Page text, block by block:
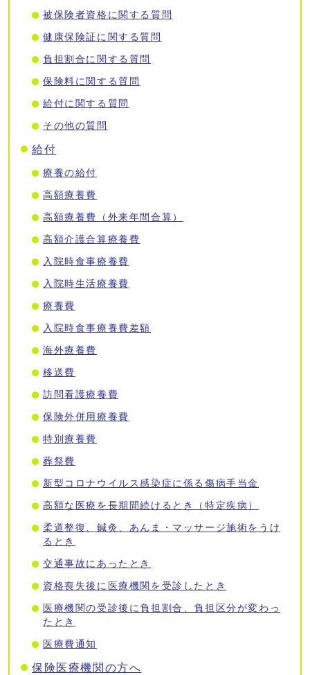
被保険者資格に関する質問
健康保険証に関する質問
負担割合に関する質問
保険料に関する質問
給付に関する質問
その他の質問
給付
療養の給付
高額療養費
高額療養費（外来年間合算）
高額介護合算療養費
入院時食事療養費
入院時生活療養費
療養費
入院時食事療養費差額
海外療養費
移送費
訪問看護療養費
保険外併用療養費
特別療養費
葬祭費
新型コロナウイルス感染症に係る傷病手当金
高額な医療を長期間続けるとき（特定疾病）
柔道整復、鍼灸、あんま・マッサージ施術をうけ
るとき
交通事故にあったとき
資格喪失後に医療機関を受診したとき
医療機関の受診後に負担割合、負担区分が変わっ
たとき
医療費通知
保険医療機関の方へ